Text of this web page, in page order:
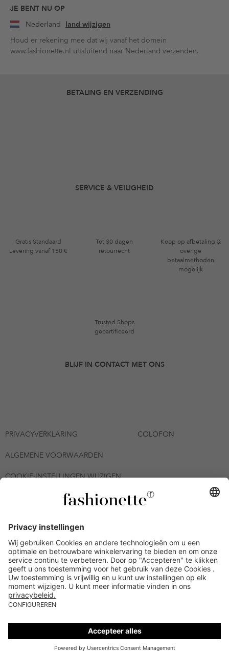
JE BENT NU OP
Nederland land wijzigen
Houd er rekening mee dat wij vanaf het domein
www.fashionette.nl uitsluitend naar Nederland verzenden.
BETALING EN VERZENDING
SERVICE & VEILIGHEID
Gratis Standaard
Levering vanaf 150 €
Tot 30 dagen
retourrecht
Koop op afbetaling &
overige
betaalmethoden
mogelijk
Trusted Shops
gecertificeerd
BLIJF IN CONTACT MET ONS
PRIVACYVERKLARING COLOFON
ALGEMENE VOORWAARDEN
COOKIE-INSTELLINGEN WIJZIGEN
© 2026 - fashionette Plattform GmbH
*De kortingsbon is tot en met 12-08-2026 meerdere keren
inwisselbaar op alle artikelen op de pagina
fashionette.nl/selected-styles. De voorwaarden zoals vastgelegd in
artikel 9 van de algemene voorwaarden zijn van toepassing.
Bepaalde merken en artikelen kunnen uitgesloten zijn.
Kredietwaardigheid nodig. Alle prijzen inclusief btw en zonder
verzendkosten. De personen die genoemd of gepresenteerd zijn,
hebben geen van de aangeboden producten op de site